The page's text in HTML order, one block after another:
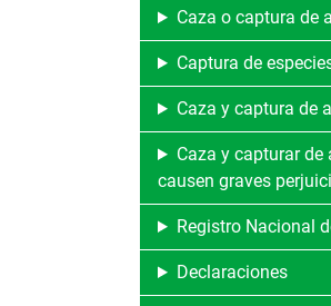
Caza o captura de
Captura de
Caza y captura de
Caza y capturar
causen graves
Registro Nacional
Declaraciones